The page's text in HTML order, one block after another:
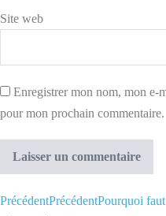
Site web
Enregistrer mon nom, mon e-
pour mon prochain commentaire.
PrécédentPrécédentPourquoi